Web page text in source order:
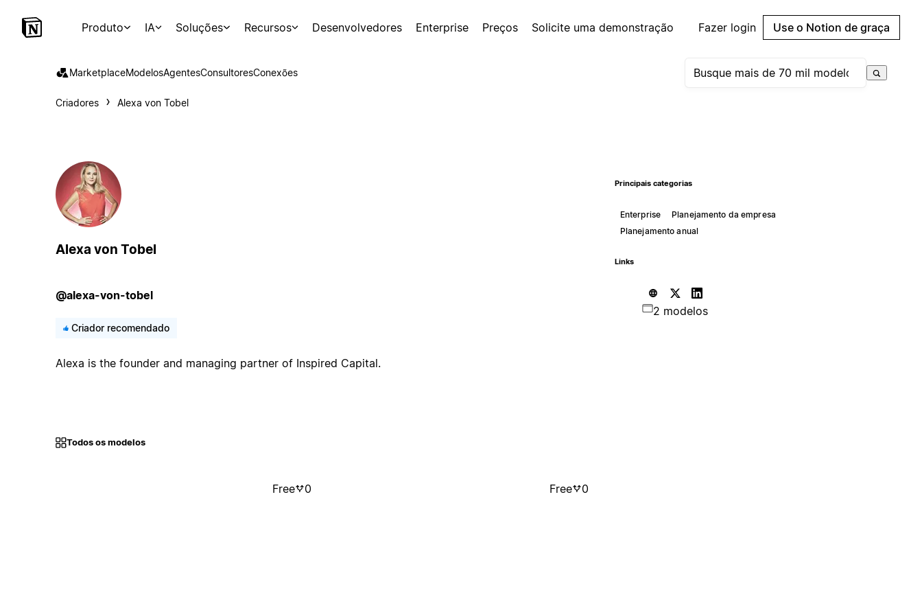
Produto IA Soluções Recursos Desenvolvedores Enterprise Preços Solicite uma demonstração Fazer login Use o Notion de graça
MarketplaceModelosAgentesConsultoresConexões
Criadores Alexa von Tobel
Alexa von Tobel
@alexa-von-tobel
Criador recomendado
Alexa is the founder and managing partner of Inspired Capital.
Principais categorias
Enterprise
Planejamento da empresa
Planejamento anual
Links
2 modelos
Todos os modelos
Free 0 Free 0